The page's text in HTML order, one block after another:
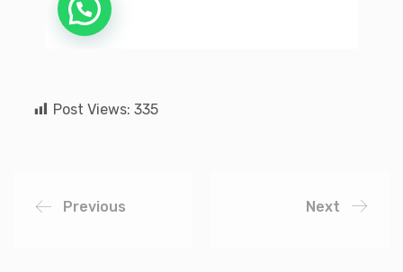
Post Views: 335
Previous Next